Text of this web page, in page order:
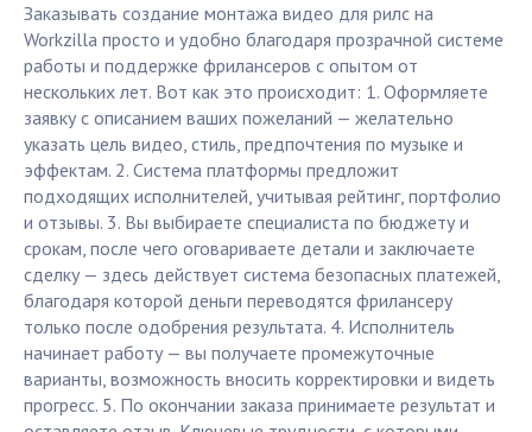
Заказывать создание монтажа видео для рилс на
Workzilla просто и удобно благодаря прозрачной системе
работы и поддержке фрилансеров с опытом от
нескольких лет. Вот как это происходит: 1. Оформляете
заявку с описанием ваших пожеланий — желательно
указать цель видео, стиль, предпочтения по музыке и
эффектам. 2. Система платформы предложит
подходящих исполнителей, учитывая рейтинг, портфолио
и отзывы. 3. Вы выбираете специалиста по бюджету и
срокам, после чего оговариваете детали и заключаете
сделку — здесь действует система безопасных платежей,
благодаря которой деньги переводятся фрилансеру
только после одобрения результата. 4. Исполнитель
начинает работу — вы получаете промежуточные
варианты, возможность вносить корректировки и видеть
прогресс. 5. По окончании заказа принимаете результат и